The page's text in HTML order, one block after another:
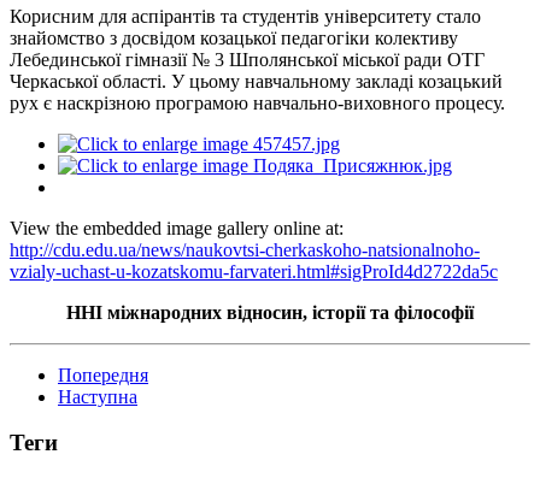
Корисним для аспірантів та студентів університету стало
знайомство з досвідом козацької педагогіки колективу
Лебединської гімназії № 3 Шполянської міської ради ОТГ
Черкаської області. У цьому навчальному закладі козацький
рух є наскрізною програмою навчально-виховного процесу.
View the embedded image gallery online at:
http://cdu.edu.ua/news/naukovtsi-cherkaskoho-natsionalnoho-
vzialy-uchast-u-kozatskomu-farvateri.html#sigProId4d2722da5c
ННІ міжнародних відносин, історії та філософії
Попередня
Наступна
Теги